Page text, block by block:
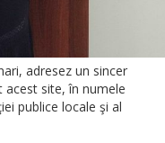
adresez un sincer
site, în numele
publice locale şi al